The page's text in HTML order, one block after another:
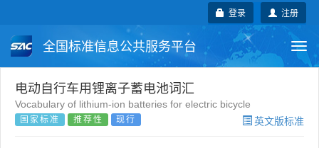
注册
登录
全国标准信息公共服务平台
国家标准 行业标准
团体标准 国际标准
电动自行车用锂离子蓄电池词汇
Vocabulary of lithium-ion batteries for electric bicycle
国家标准 推荐性 现行 英文版标准